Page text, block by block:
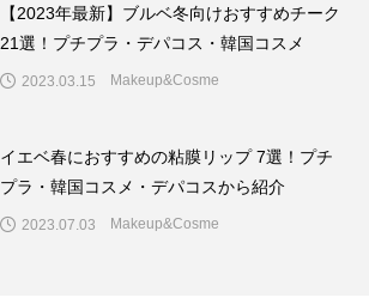
【2023年最新】ブルベ冬向けおすすめチーク
21選！プチプラ・デパコス・韓国コスメ
2023.03.15 Makeup&Cosme
イエベ春におすすめの粘膜リップ 7選！プチ
プラ・韓国コスメ・デパコスから紹介
2023.07.03 Makeup&Cosme